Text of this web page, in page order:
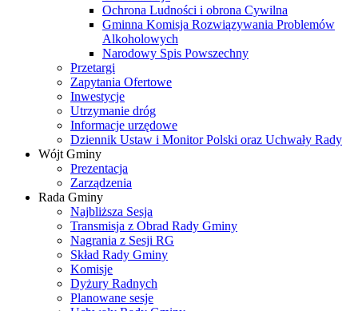
Ochrona Ludności i obrona Cywilna
Gminna Komisja Rozwiązywania Problemów
Alkoholowych
Narodowy Spis Powszechny
Przetargi
Zapytania Ofertowe
Inwestycje
Utrzymanie dróg
Informacje urzędowe
Dziennik Ustaw i Monitor Polski oraz Uchwały Rady
Wójt Gminy
Prezentacja
Zarządzenia
Rada Gminy
Najbliższa Sesja
Transmisja z Obrad Rady Gminy
Nagrania z Sesji RG
Skład Rady Gminy
Komisje
Dyżury Radnych
Planowane sesje